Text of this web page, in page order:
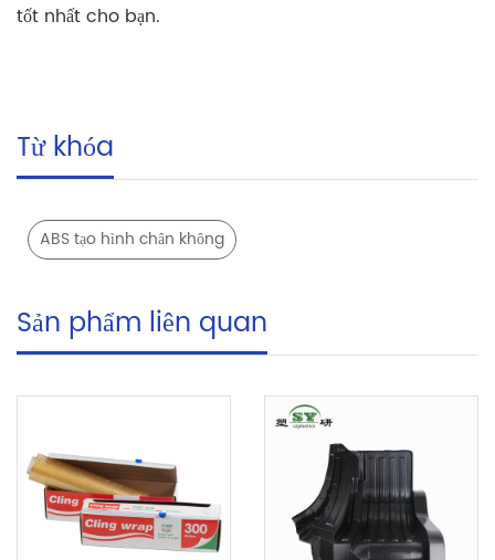
tốt nhất cho bạn.
Từ khóa
ABS tạo hình chân không
Sản phẩm liên quan